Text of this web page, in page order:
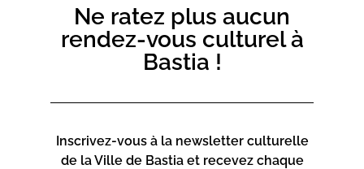
Centru culturale Alb’Oru
Rue St Exupéry
Contact :
04 95 47 47 00
Page web :
Ne ratez plus aucun
rendez-vous culturel à
Bastia !
Inscrivez-vous à la newsletter culturelle
de la Ville de Bastia et recevez chaque